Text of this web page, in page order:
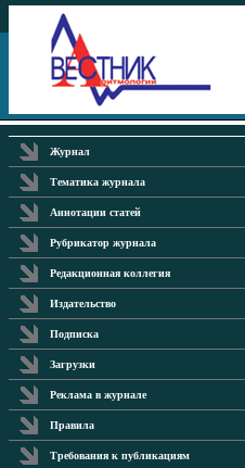
Журнал
Тематика журнала
Аннотации статей
Рубрикатор журнала
Редакционная коллегия
Издательство
Подписка
Загрузки
Реклама в журнале
Правила
Требования к публикациям